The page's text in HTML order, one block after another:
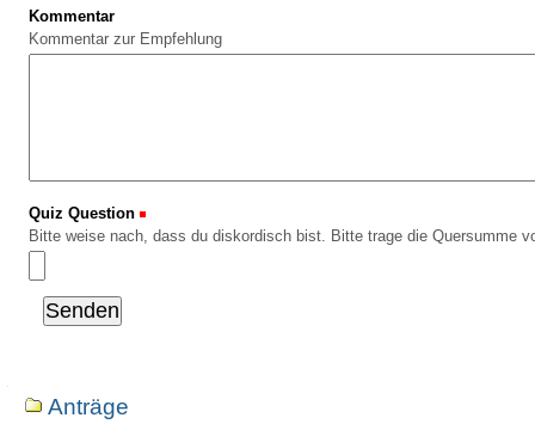
Kommentar
Kommentar zur Empfehlung
Quiz Question
Bitte weise nach, dass du diskordisch bist. Bitte trage die Quersumme
NavigationAnträge